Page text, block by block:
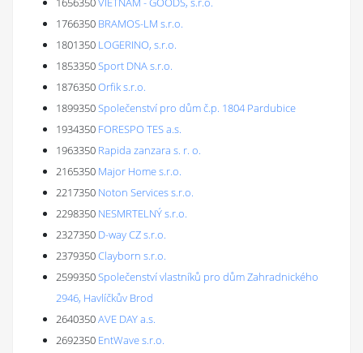
1766350 BRAMOS-LM s.r.o.
1801350 LOGERINO, s.r.o.
1853350Sport DNA s.r.o.
1876350Orfik s.r.o.
1899350Společenství pro dům č.p. 1804 Pardubice
1934350 FORESPO TES a.s.
1963350 Rapida zanzara s. r. o.
2165350 Major Home s.r.o.
2217350 Noton Services s.r.o.
2298350 NESMRTELNÝ s.r.o.
2327350 D-way CZ s.r.o.
2379350Clayborn s.r.o.
2599350Společenství vlastníků pro dům Zahradnického
2946, Havlíčkův Brod
2640350AVE DAY a.s.
2692350 EntWave s.r.o.